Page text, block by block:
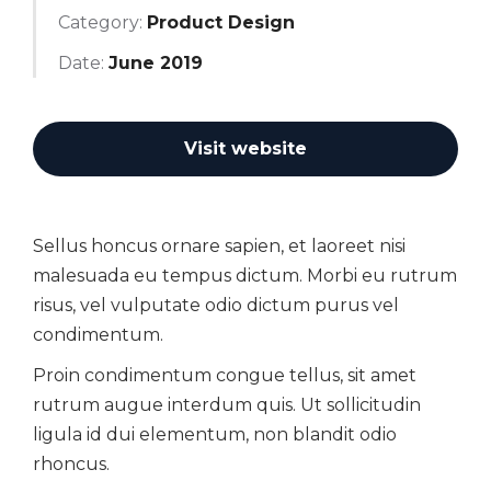
Category: Product Design
Date: June 2019
Visit website
Sellus honcus ornare sapien, et laoreet nisi
malesuada eu tempus dictum. Morbi eu rutrum
risus, vel vulputate odio dictum purus vel
condimentum.
Proin condimentum congue tellus, sit amet
rutrum augue interdum quis. Ut sollicitudin
ligula id dui elementum, non blandit odio
rhoncus.